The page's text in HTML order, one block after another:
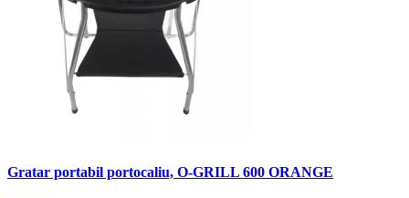
Gratar portabil portocaliu, O-GRILL 600 ORANGE